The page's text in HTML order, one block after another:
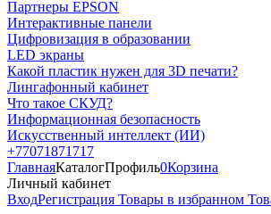
Партнеры EPSON
Интерактивные панели
Цифровизация в образовании
LED экраны
Какой пластик нужен для 3D печати?
Лингафонный кабинет
Что такое СКУД?
Информационная безопасность
Искусственный интеллект (ИИ)
+77071871717
ГлавнаяКаталогПрофиль0Корзина
Личный кабинет
ВходРегистрация Товары в избранном